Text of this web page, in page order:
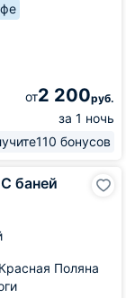
от2 200руб.
за 1 ночь
110 бонусов
баней
Поляна